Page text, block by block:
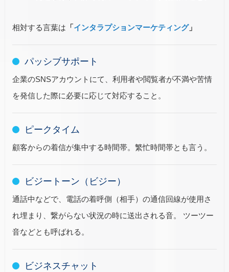
相対する言葉は 「インタラプションマーケティング」
パッシブサポート
企業のSNSアカウントにて、利用者や閲覧者が不満や苦情
を発信した際に必要に応じて対応すること。
ピークタイム
顧客からの着信が集中する時間帯。繁忙時間帯とも言う。
ビジートーン（ビジー）
通話中などで、電話の着呼側（相手）の通信回線が使用さ
れ埋まり、繋がらない状況の時に送出される音。 ツーツー
音などとも呼ばれる。
ビジネスチャット